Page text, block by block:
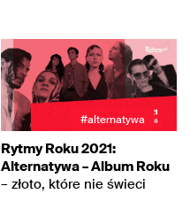
#alternatywa
Rytmy Roku 2021:
Alternatywa – Album Roku
– złoto, które nie świeci